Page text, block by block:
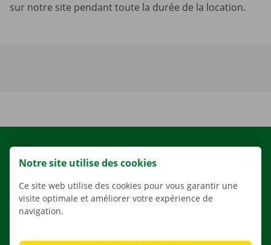
sur notre site pendant toute la durée de la location.
LOCATION
NOS VÉHICULES
NOS SERVICES
Notre site utilise des cookies
Ce site web utilise des cookies pour vous garantir une
visite optimale et améliorer votre expérience de
navigation.